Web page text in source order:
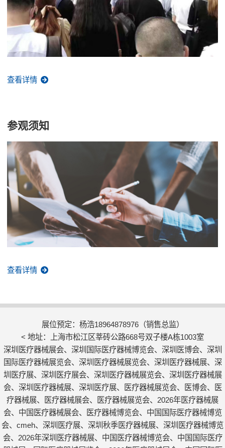
查看详情
参观须知
查看详情
展位预定：杨浩18964878976（销售总监）
< 地址：上海市松江区莘砖公路668号双子楼A栋1003室
深圳医疗器械展会、深圳国际医疗器械博览会、深圳医博会、深圳
国际医疗器械展览会、深圳医疗器械展览会、深圳医疗器械展、深
圳医疗展、深圳医疗展会、深圳医疗器械展览会、深圳医疗器械展
会、深圳医疗器械展、深圳医疗展、医疗器械展览会、医博会、医
疗器械展、医疗器械展会、医疗器械展览会、2026年医疗器械展
会、中国医疗器械展会、医疗器械博览会、中国国际医疗器械博览
会、cmeh、深圳医疗展、深圳秋季医疗器械展、深圳医疗器械博览
会、2026年深圳医疗器械展、中国医疗器械博览会、中国国际医疗